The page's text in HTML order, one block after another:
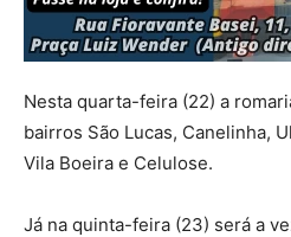
Nesta quarta-feira (22) a
bairros São Lucas, Canelinha,
Vila Boeira e Celulose.
Já na quinta-feira (23) será a